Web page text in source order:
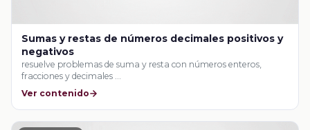
Sumas y restas de números decimales positivos y
negativos
resuelve problemas de suma y resta con números enteros,
fracciones y decimales …
Ver contenido